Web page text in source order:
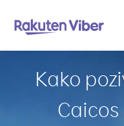
Kako